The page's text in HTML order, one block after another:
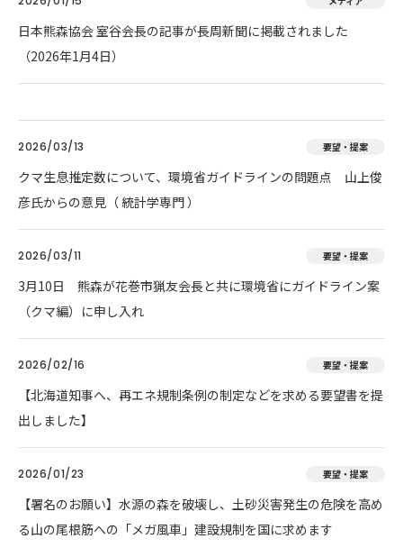
日本熊森協会 室谷会長の記事が長周新聞に掲載されました
（2026年1月4日）
2026/03/13 要望・提案
クマ生息推定数について、環境省ガイドラインの問題点 山上俊
彦氏からの意見（ 統計学専門 ）
2026/03/11 要望・提案
3月10日 熊森が花巻市猟友会長と共に環境省にガイドライン案
（クマ編）に申し入れ
2026/02/16 要望・提案
【北海道知事へ、再エネ規制条例の制定などを求める要望書を提
出しました】
2026/01/23 要望・提案
【署名のお願い】水源の森を破壊し、土砂災害発生の危険を高め
る山の尾根筋への「メガ風車」建設規制を国に求めます